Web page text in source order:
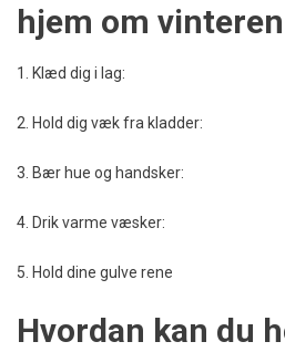
hjem om vinteren
1. Klæd dig i lag:
2. Hold dig væk fra kladder:
3. Bær hue og handsker:
4. Drik varme væsker:
5. Hold dine gulve rene
Hvordan kan du